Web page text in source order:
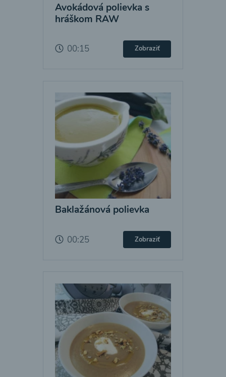
Avokádová polievka s
hráškom RAW
00:15 Zobraziť
Baklažánová polievka
00:25 Zobraziť